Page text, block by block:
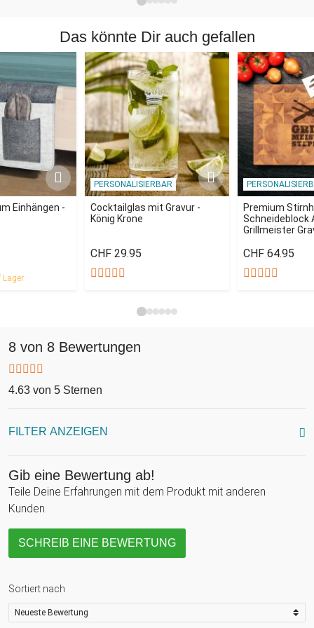
Das könnte Dir auch gefallen
Einhängen -
PERSONALISIERBAR
Cocktailglas mit Gravur -
König Krone
CHF 29.95
Premium
Schneideblock
Grillmeister
CHF 64.95
8 von 8 Bewertungen
4.63 von 5 Sternen
FILTER ANZEIGEN
Gib eine Bewertung ab!
Teile Deine Erfahrungen mit dem Produkt mit anderen
Kunden.
SCHREIB EINE BEWERTUNG
Sortiert nach